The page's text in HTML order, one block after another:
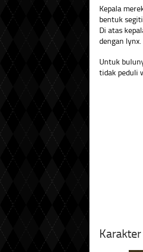
Kepala
bentuk
Di atas
dengan
Untuk
tidak peduli
Karakter